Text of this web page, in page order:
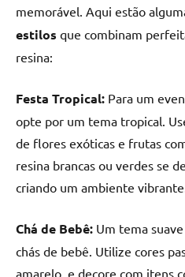
memorável. Aqui estão
estilos que combinam
resina:
Festa Tropical: Para um
opte por um tema tropical.
de flores exóticas e frutas
resina brancas ou verdes se
criando um ambiente
Chá de Bebê: Um tema
chás de bebê. Utilize cores
amarelo, e decore com itens